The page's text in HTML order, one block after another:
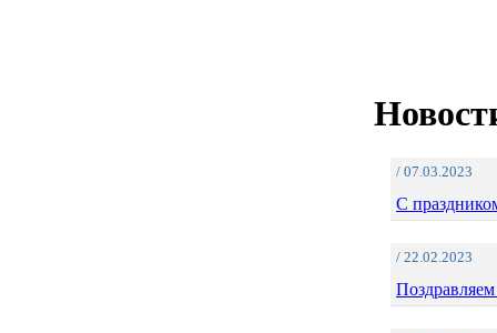
/ 07.03.2023
С
/ 22.02.2023